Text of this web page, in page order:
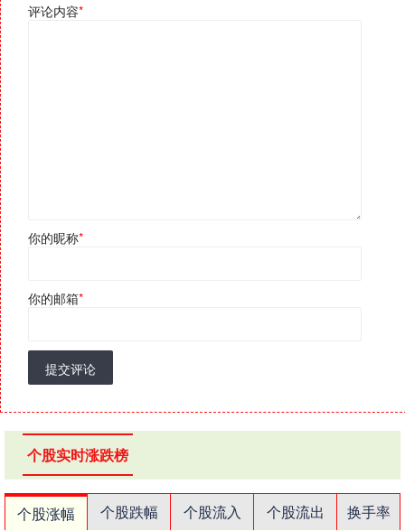
评论内容*
你的昵称*
你的邮箱*
提交评论
个股实时涨跌榜
个股涨幅 个股跌幅 个股流入 个股流出
换手率